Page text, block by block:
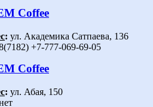
Coffee
: ул. Академика Сатпаева, 136
+7-777-069-69-05
Coffee
: ул. Абая, 150